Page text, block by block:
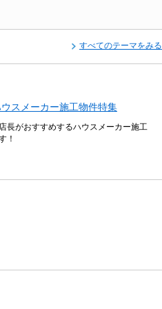
すべてのテーマをみる
スメーカー施工物件特集
長がおすすめするハウスメーカー施工
！